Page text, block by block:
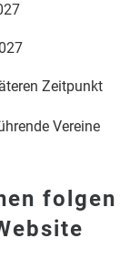
Zeitpunkt
Vereine
folgen